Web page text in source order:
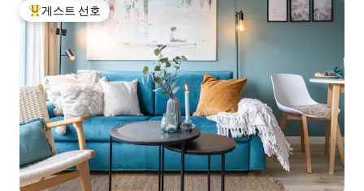
상위 게스트 선호
게스트 선호